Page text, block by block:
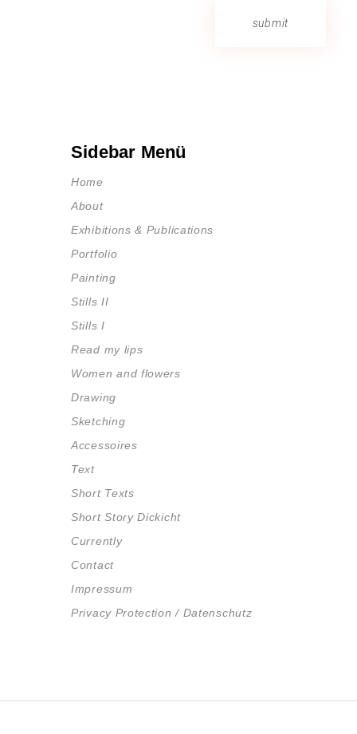
submit
Sidebar Menü
Home
About
Exhibitions & Publications
Portfolio
Painting
Stills II
Stills I
Read my lips
Women and flowers
Drawing
Sketching
Accessoires
Text
Short Texts
Short Story Dickicht
Currently
Contact
Impressum
Privacy Protection / Datenschutz